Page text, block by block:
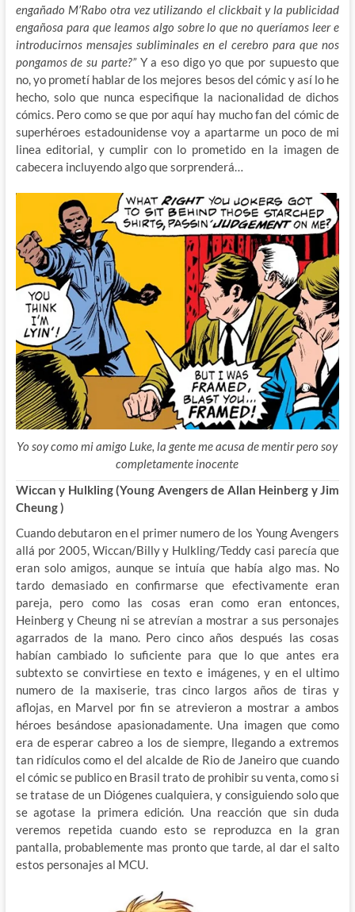
engañado M’Rabo otra vez utilizando el clickbait y la publicidad
engañosa para que leamos algo sobre lo que no queríamos leer e
introducirnos mensajes subliminales en el cerebro para que nos
pongamos de su parte?” Y a eso digo yo que por supuesto que
no, yo prometí hablar de los mejores besos del cómic y así lo he
hecho, solo que nunca especifique la nacionalidad de dichos
cómics. Pero como se que por aquí hay mucho fan del cómic de
superhéroes estadounidense voy a apartarme un poco de mi
linea editorial, y cumplir con lo prometido en la imagen de
cabecera incluyendo algo que sorprenderá…
Yo soy como mi amigo Luke, la gente me acusa de mentir pero soy
completamente inocente
Wiccan y Hulkling (Young Avengers de Allan Heinberg y Jim
Cheung )
Cuando debutaron en el primer numero de los Young Avengers
allá por 2005, Wiccan/Billy y Hulkling/Teddy casi parecía que
eran solo amigos, aunque se intuía que había algo mas. No
tardo demasiado en confirmarse que efectivamente eran
pareja, pero como las cosas eran como eran entonces,
Heinberg y Cheung ni se atrevían a mostrar a sus personajes
agarrados de la mano. Pero cinco años después las cosas
habían cambiado lo suficiente para que lo que antes era
subtexto se convirtiese en texto e imágenes, y en el ultimo
numero de la maxiserie, tras cinco largos años de tiras y
aflojas, en Marvel por fin se atrevieron a mostrar a ambos
héroes besándose apasionadamente. Una imagen que como
era de esperar cabreo a los de siempre, llegando a extremos
tan ridículos como el del alcalde de Rio de Janeiro que cuando
el cómic se publico en Brasil trato de prohibir su venta, como si
se tratase de un Diógenes cualquiera, y consiguiendo solo que
se agotase la primera edición. Una reacción que sin duda
veremos repetida cuando esto se reproduzca en la gran
pantalla, probablemente mas pronto que tarde, al dar el salto
estos personajes al MCU.